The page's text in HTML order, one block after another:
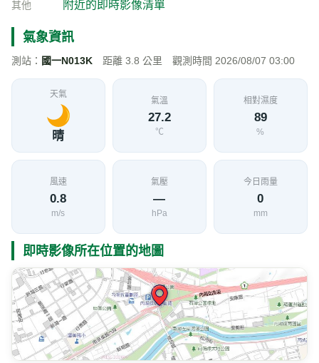
其他 附近的即時影像清單
氣象資訊
測站： 國一N013K 距離 3.8 公里 觀測時間 2026/08/07 03:00
天氣
晴
氣溫
27.2
℃
相對濕度
89
%
風速
0.8
m/s
氣壓
—
hPa
今日雨量
0
mm
即時影像所在位置的地圖